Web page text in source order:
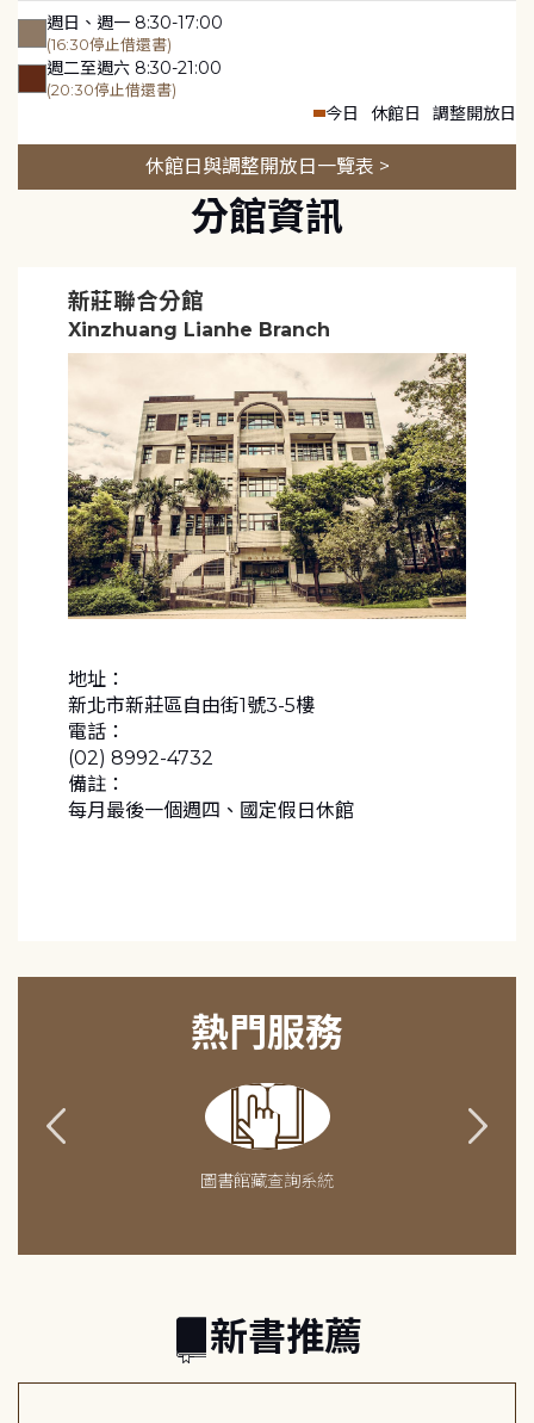
週日、週一 8:30-17:00
(16:30停止借還書)
週二至週六 8:30-21:00
(20:30停止借還書)
今日 休館日 調整開放日
休館日與調整開放日一覽表 >
分館資訊
新莊聯合分館
Xinzhuang Lianhe Branch
地址：
新北市新莊區自由街1號3-5樓
電話：
(02) 8992-4732
備註：
每月最後一個週四、國定假日休館
熱門服務
圖書館藏查詢系統
新書推薦